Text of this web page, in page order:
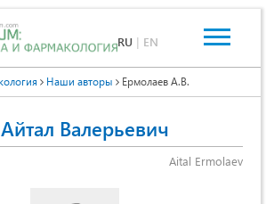
RU | EN
Наши авторы Ермолаев А.В.
Валерьевич
Aital Ermolaev